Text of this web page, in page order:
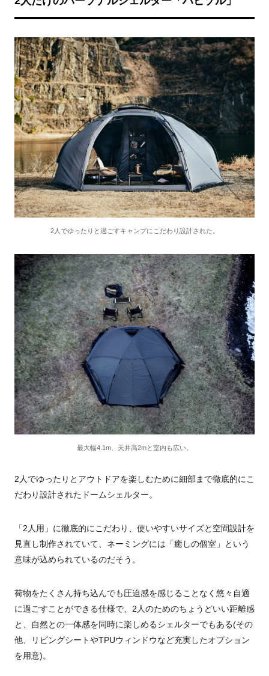
2人でゆったりと過ごすキャンプにこだわり設計された。
最大幅4.1m、天井高2mと室内も広い。
2人でゆったりとアウトドアを楽しむために細部まで徹底的にこ
だわり設計されたドームシェルター。
「2人用」に徹底的にこだわり、使いやすいサイズと空間設計を
見直し制作されていて、ネーミングには「癒しの個室」という
意味が込められているのだそう。
荷物をたくさん持ち込んでも圧迫感を感じることなく悠々自適
に過ごすことができる仕様で、2人のためのちょうどいい距離感
と、自然との一体感を同時に楽しめるシェルターでもある(その
他、リビングシートやTPUウィンドウなど充実したオプション
を用意)。